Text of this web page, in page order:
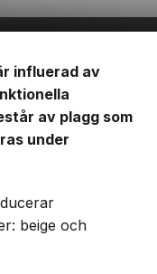
influerad av
av plagg som
under
beige och